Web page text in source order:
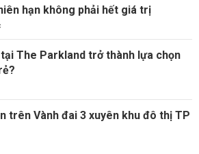
hạn không phải hết giá trị
The Parkland trở thành lựa chọn
trên Vành đai 3 xuyên khu đô thị TP